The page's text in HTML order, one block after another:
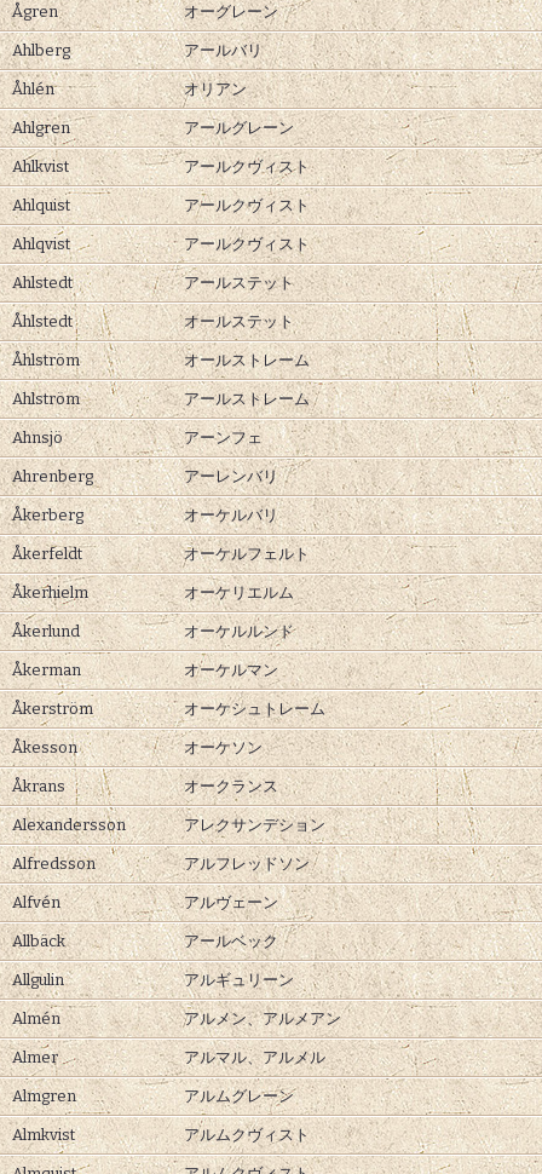
Ågren オーグレーン
Ahlberg アールバリ
Åhlén オリアン
Ahlgren アールグレーン
Ahlkvist アールクヴィスト
Ahlquist アールクヴィスト
Ahlqvist アールクヴィスト
Ahlstedt アールステット
Åhlstedt オールステット
Åhlström オールストレーム
Ahlström アールストレーム
Ahnsjö アーンフェ
Ahrenberg アーレンバリ
Åkerberg オーケルバリ
Åkerfeldt オーケルフェルト
Åkerhielm オーケリエルム
Åkerlund オーケルルンド
Åkerman オーケルマン
Åkerström オーケシュトレーム
Åkesson オーケソン
Åkrans オークランス
Alexandersson アレクサンデション
Alfredsson アルフレッドソン
Alfvén アルヴェーン
Allbäck アールベック
Allgulin アルギュリーン
Almén アルメン、アルメアン
Almer アルマル、アルメル
Almgren アルムグレーン
Almkvist アルムクヴィスト